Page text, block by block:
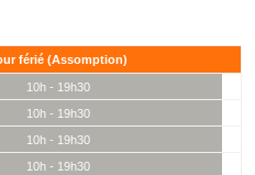
férié (Assomption)
10h - 19h30
10h - 19h30
10h - 19h30
10h - 19h30